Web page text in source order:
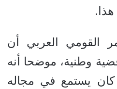
القومي العربي أن
وطنية، موضحا أنه
كان يستمع في مجاله